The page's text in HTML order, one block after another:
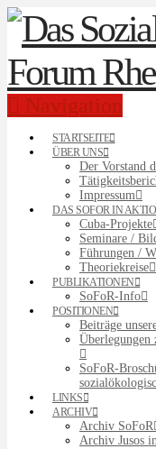
Navigation
STARTSEITE
ÜBER UNS
Der Vorstand
Impressum
DAS SOFOR IN
Cuba-Projekte
Seminare /
Führungen /
Theoriekreise
PUBLIKATIONEN
SoFoR-Info
POSITIONEN
Beiträge
Überlegungen
SoFoR-
LINKS
ARCHIV
Archiv SoFoR
Archiv Jusos